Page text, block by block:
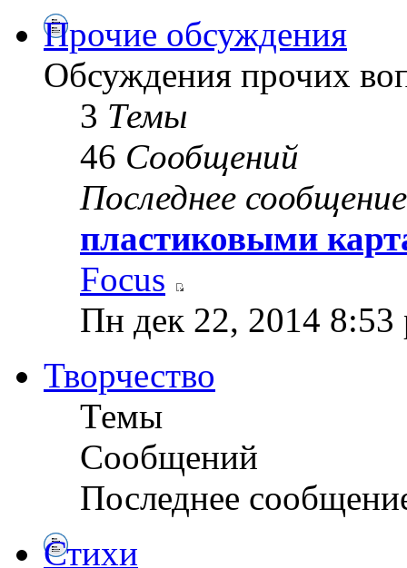
Прочие обсуждения
Обсуждения прочих
3 Темы
46 Сообщений
Последнее сообщение
пластиковыми
Focus
Пн дек 22, 2014 8:53
Творчество
Темы
Сообщений
Последнее
Стихи